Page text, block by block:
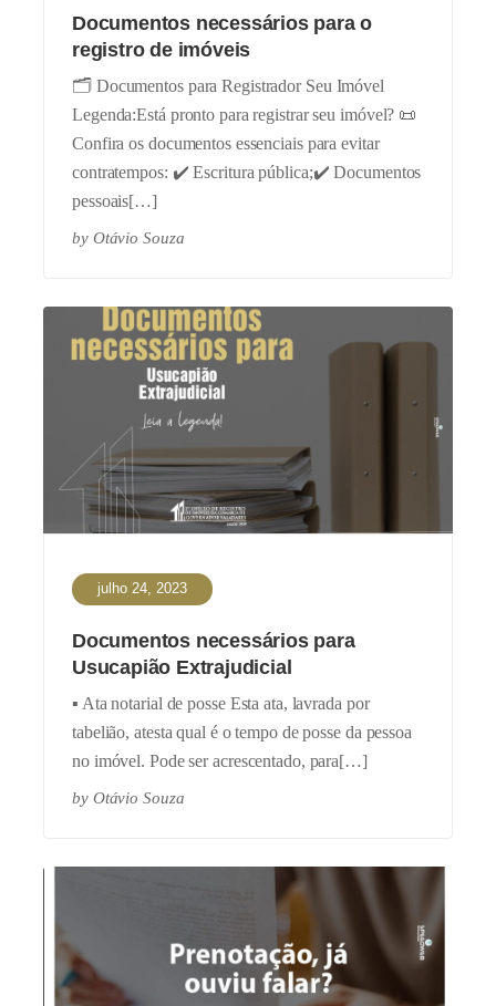
Documentos necessários para o
registro de imóveis
🗂️ Documentos para Registrador Seu Imóvel
Legenda:Está pronto para registrar seu imóvel? 📜
Confira os documentos essenciais para evitar
contratempos: ✔️ Escritura pública;✔️ Documentos
pessoais[…]
by Otávio Souza
julho 24, 2023
Documentos necessários para
Usucapião Extrajudicial
▪️ Ata notarial de posse Esta ata, lavrada por
tabelião, atesta qual é o tempo de posse da pessoa
no imóvel. Pode ser acrescentado, para[…]
by Otávio Souza